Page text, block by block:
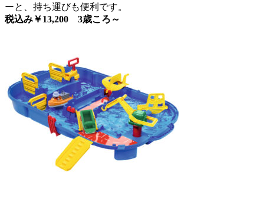
ーと、持ち運びも便利です。
税込み￥13,200 3歳ころ～